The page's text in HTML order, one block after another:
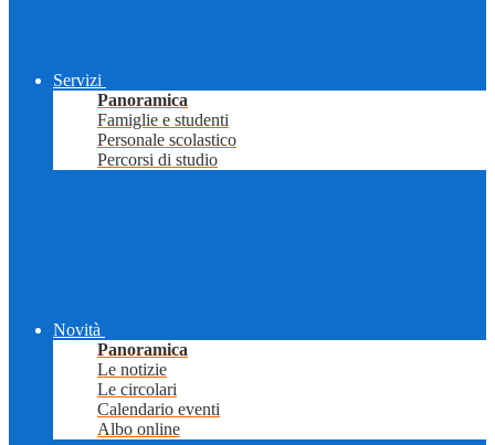
Servizi
Panoramica
Famiglie e studenti
Personale scolastico
Percorsi di studio
Novità
Panoramica
Le notizie
Le circolari
Calendario eventi
Albo online